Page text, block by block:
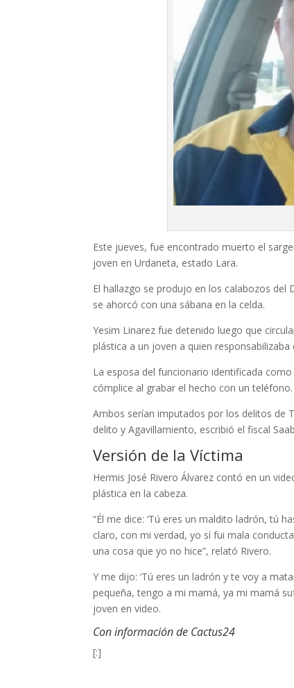
Este jueves, fue encontrado muerto el
joven en Urdaneta, estado Lara.
El hallazgo se produjo en los calabozos
se ahorcó con una sábana en la celda.
Yesim Linarez fue detenido luego que
plástica a un joven a quien
La esposa del funcionario identificada
cómplice al grabar el hecho con un teléfono.
Ambos serían imputados por los delitos de
delito y Agavillamiento, escribió el fiscal
Versión de la Víctima
Hermis José Rivero Álvarez contó en un
plástica en la cabeza.
“Él me dice: ‘Tú eres un maldito ladrón, tú
claro, con mi verdad, yo sí fui mala
una cosa que yo no hice”, relató Rivero.
Y me dijo: ‘Tú eres un ladrón y te voy a
pequeña, tengo a mi mamá, ya mi mamá
joven en video.
Con información de Cactus24
[:]